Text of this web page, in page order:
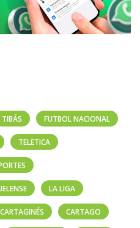
TIBÁS FUTBOL NACIONAL
TELETICA
LA LIGA
CARTAGINÉS CARTAGO